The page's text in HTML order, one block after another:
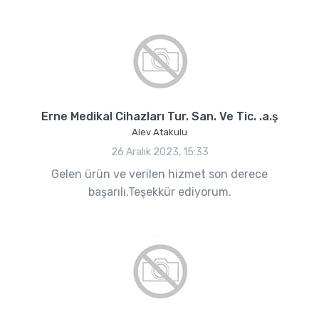
Erne Medikal Cihazları Tur. San. Ve Tic. .a.ş
Alev Atakulu
26 Aralık 2023, 15:33
Gelen ürün ve verilen hizmet son derece
başarılı.Teşekkür ediyorum.